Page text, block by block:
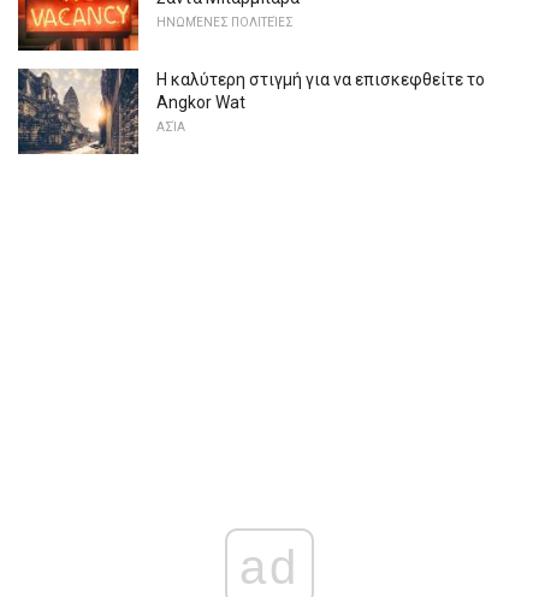
ΗΝΩΜΈΝΕΣ ΠΟΛΙΤΕΊΕΣ
Η καλύτερη στιγμή για να επισκεφθείτε το
Angkor Wat
ΑΣΊΑ
ad